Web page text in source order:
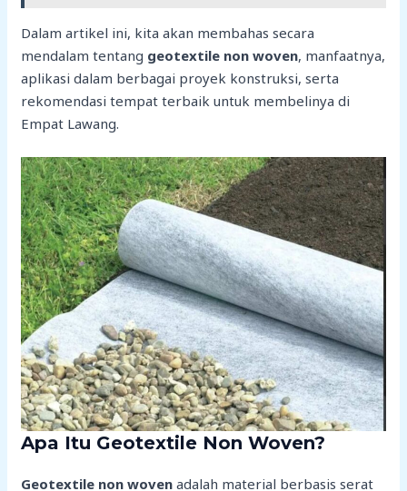
Dalam artikel ini, kita akan membahas secara
mendalam tentang geotextile non woven, manfaatnya,
aplikasi dalam berbagai proyek konstruksi, serta
rekomendasi tempat terbaik untuk membelinya di
Empat Lawang.
Apa Itu Geotextile Non Woven?
Geotextile non woven adalah material berbasis serat